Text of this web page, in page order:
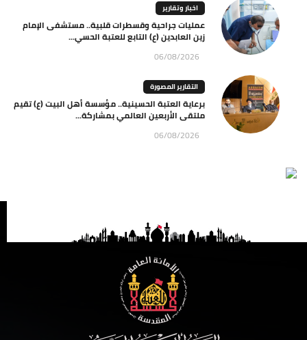
اخبار وتقارير
عمليات جراحية وقسطرات قلبية.. مستشفى الإمام
زين العابدين (ع) التابع للعتبة الحسي...
06/08/2026
التقارير المصورة
برعاية العتبة الحسينية.. مؤسسة أهل البيت (ع) تقيم
ملتقى الأربعين العالمي بمشاركة...
06/08/2026